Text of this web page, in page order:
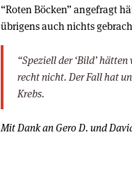
“Roten Böcken” angefragt
übrigens auch nichts
“Speziell der ‘Bild’
recht nicht. Der Fall hat
Krebs.
Mit Dank an Gero D. und